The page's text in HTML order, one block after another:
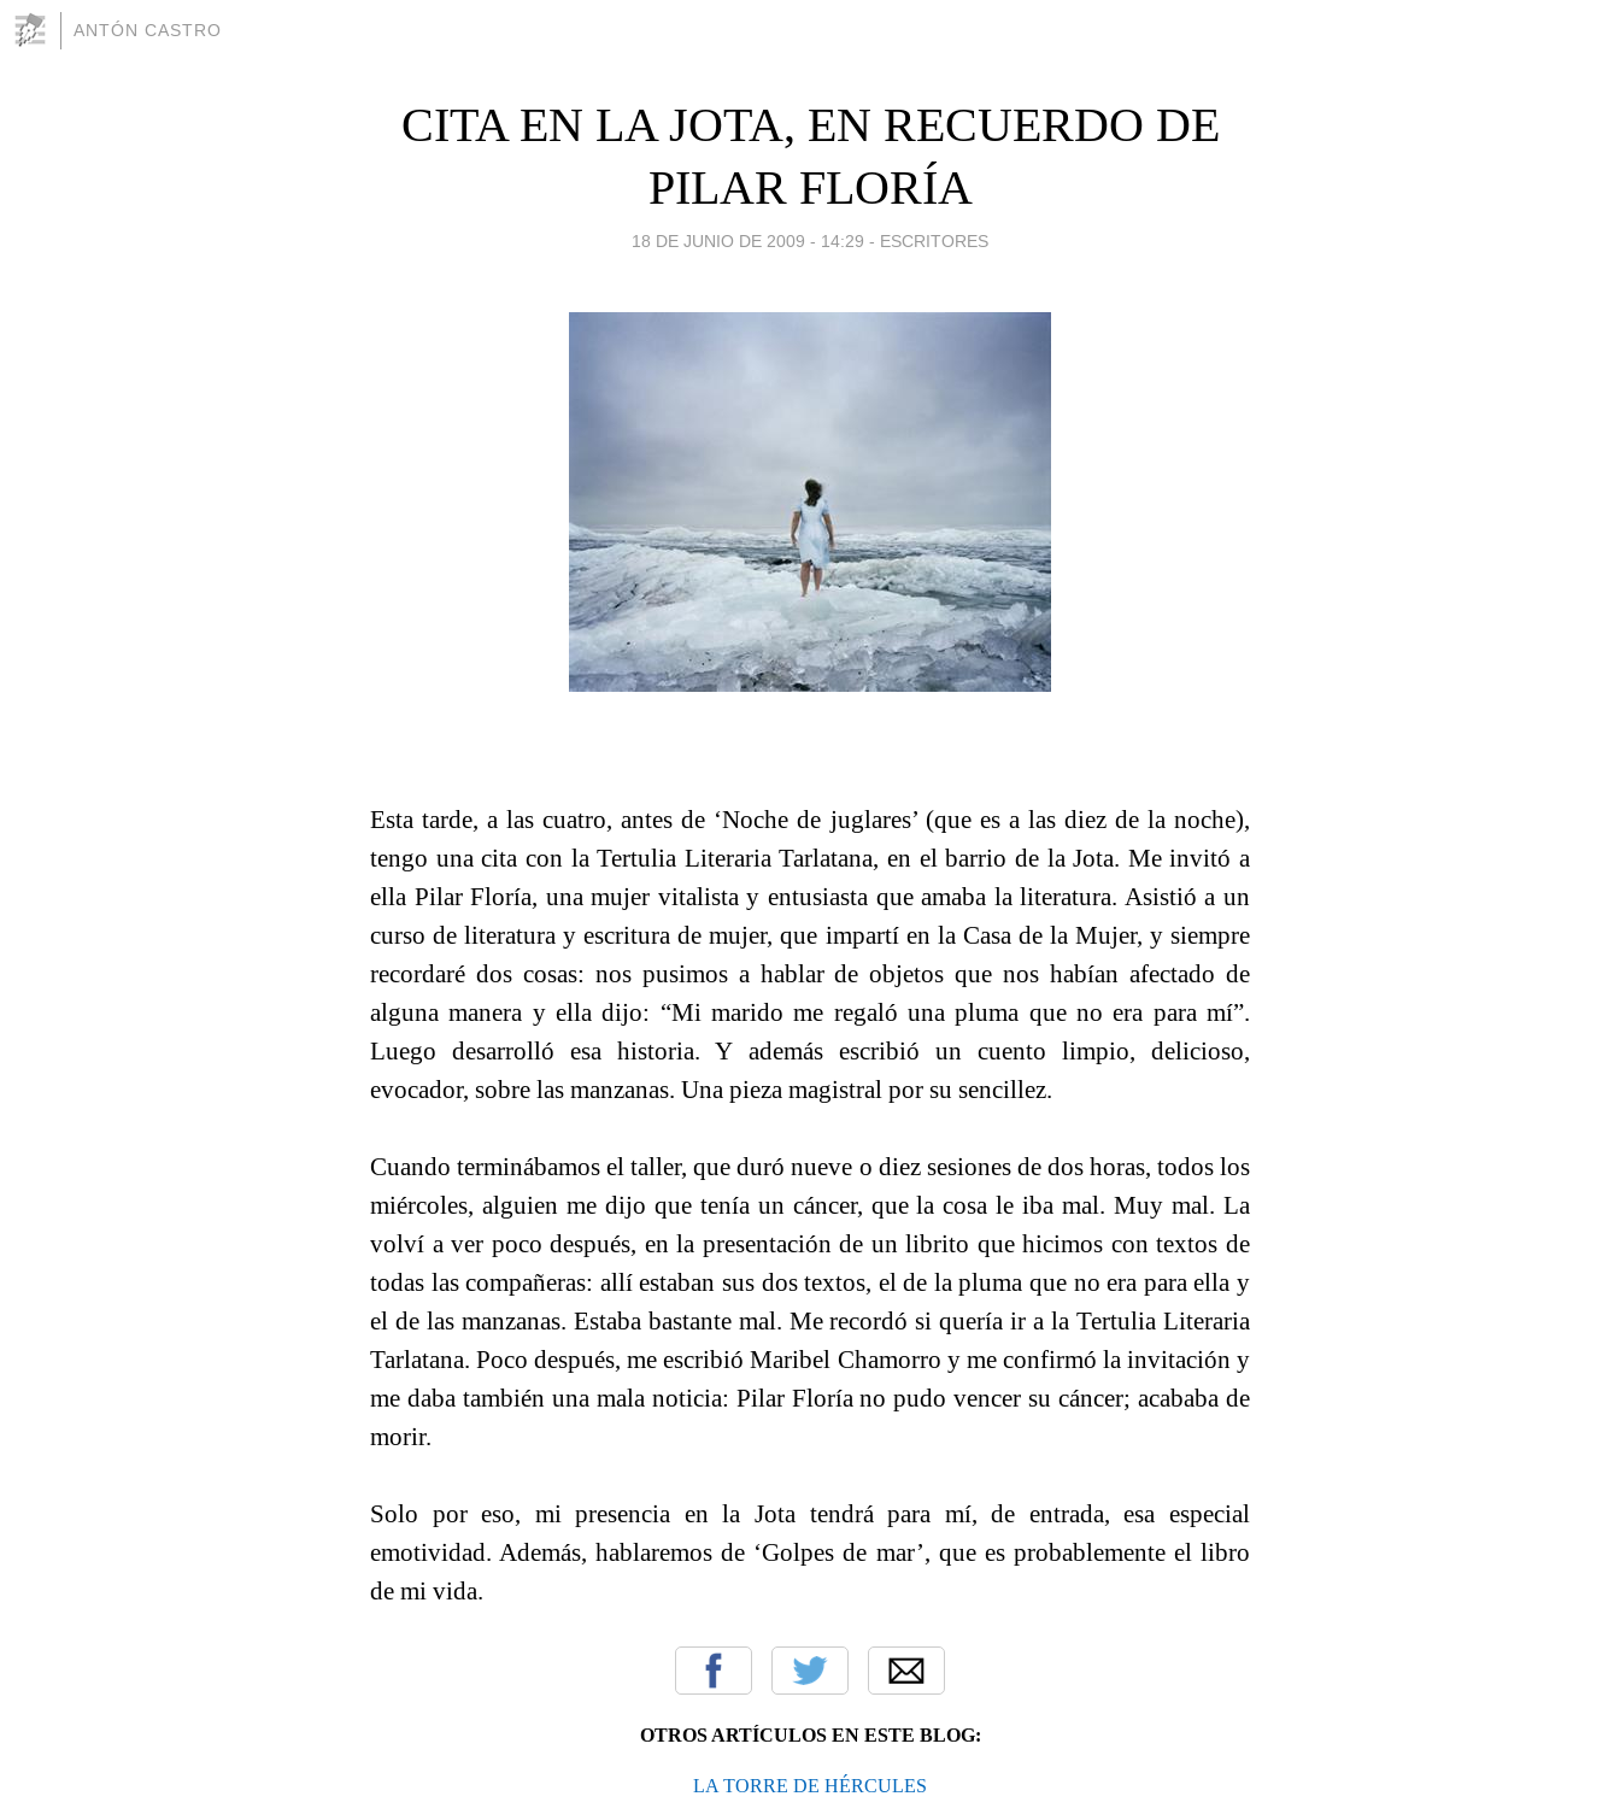
ANTÓN CASTRO
CITA EN LA JOTA, EN RECUERDO DE
PILAR FLORÍA
18 DE JUNIO DE 2009 - 14:29 - ESCRITORES
Esta tarde, a las cuatro, antes de ‘Noche de juglares’ (que es a las diez de la noche),
tengo una cita con la Tertulia Literaria Tarlatana, en el barrio de la Jota. Me invitó a
ella Pilar Floría, una mujer vitalista y entusiasta que amaba la literatura. Asistió a un
curso de literatura y escritura de mujer, que impartí en la Casa de la Mujer, y siempre
recordaré dos cosas: nos pusimos a hablar de objetos que nos habían afectado de
alguna manera y ella dijo: “Mi marido me regaló una pluma que no era para mí”.
Luego desarrolló esa historia. Y además escribió un cuento limpio, delicioso,
evocador, sobre las manzanas. Una pieza magistral por su sencillez.
Cuando terminábamos el taller, que duró nueve o diez sesiones de dos horas, todos los
miércoles, alguien me dijo que tenía un cáncer, que la cosa le iba mal. Muy mal. La
volví a ver poco después, en la presentación de un librito que hicimos con textos de
todas las compañeras: allí estaban sus dos textos, el de la pluma que no era para ella y
el de las manzanas. Estaba bastante mal. Me recordó si quería ir a la Tertulia Literaria
Tarlatana. Poco después, me escribió Maribel Chamorro y me confirmó la invitación y
me daba también una mala noticia: Pilar Floría no pudo vencer su cáncer; acababa de
morir.
Solo por eso, mi presencia en la Jota tendrá para mí, de entrada, esa especial
emotividad. Además, hablaremos de ‘Golpes de mar’, que es probablemente el libro
de mi vida.
OTROS ARTÍCULOS EN ESTE BLOG:
LA TORRE DE HÉRCULES